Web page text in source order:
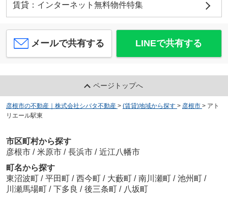
賃貸：インターネット無料物件特集
メールで共有する LINEで共有する
ページトップへ
彦根市の不動産｜株式会社シバタ不動産 > (賃貸)地域から探す > 彦根市 > アト
リエール駅東
市区町村から探す
彦根市 / 米原市 / 長浜市 / 近江八幡市
町名から探す
東沼波町 / 平田町 / 西今町 / 大藪町 / 南川瀬町 / 池州町 /
川瀬馬場町 / 下多良 / 後三条町 / 八坂町